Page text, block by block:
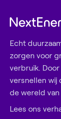
Echt
zorgen voor
verbruik.
versnellen wij
de wereld van
Lees ons